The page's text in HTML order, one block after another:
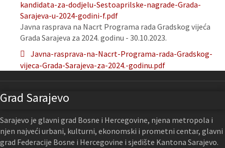
kandidata-za-dodjelu-Sestoaprilske-nagrade-Grada-
Sarajeva-u-2024-godini-f.pdf
Javna rasprava na Nacrt Programa rada Gradskog vijeća
Grada Sarajeva za 2024. godinu - 30.10.2023.
Javna-rasprava-na-Nacrt-Programa-rada-Gradskog-
vijeca-Grada-Sarajeva-za-2024.-godinu.pdf
Grad Sarajevo
Sarajevo je glavni grad Bosne i Hercegovine, njena metropola i
njen najveći urbani, kulturni, ekonomski i prometni centar, glavni
grad Federacije Bosne i Hercegovine i sjedište Kantona Sarajevo.